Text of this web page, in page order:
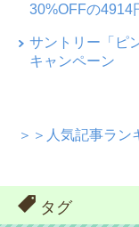
30%OFFの4914
サントリー「ピ
キャンペーン
＞＞人気記事ラン
タグ